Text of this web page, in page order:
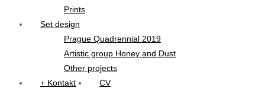
Prints
Set design
Prague Quadrennial 2019
Artistic group Honey and Dust
Other projects
+ Kontakt
CV